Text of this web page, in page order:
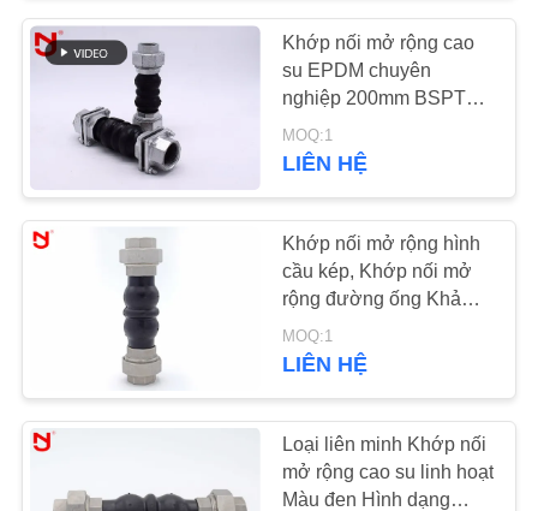
TIN
CẦU
BÁO
ĐỒ
TRANG
WEB
Khớp nối mở rộng cao
su EPDM chuyên
nghiệp 200mm BSPT
NPT Union Standard
MOQ:1
LIÊN HỆ
Khớp nối mở rộng hình
cầu kép, Khớp nối mở
rộng đường ống Khả
năng chịu áp lực cao
MOQ:1
LIÊN HỆ
Loại liên minh Khớp nối
mở rộng cao su linh hoạt
Màu đen Hình dạng